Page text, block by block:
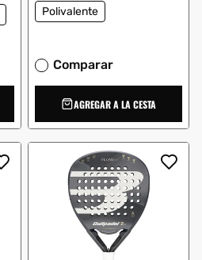
Polivalente
Comparar
AGREGAR A LA CESTA